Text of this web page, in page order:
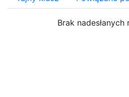
Brak nadesłanych